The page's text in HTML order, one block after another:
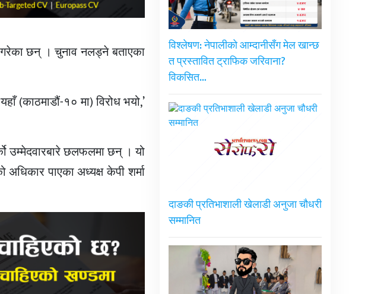
गरेका छन् । चुनाव नलड्ने बताएका
(काठमाडौं-१० मा) विरोध भयो,’
उम्मेदवारबारे छलफलमा छन् । यो
पाएका अध्यक्ष केपी शर्मा
विश्लेषण: नेपालीको आम्दानीसँग मेल खान्छ
त प्रस्तावित ट्राफिक जरिवाना?
विकसित…
दाङकी प्रतिभाशाली खेलाडी अनुजा चौधरी
सम्मानित